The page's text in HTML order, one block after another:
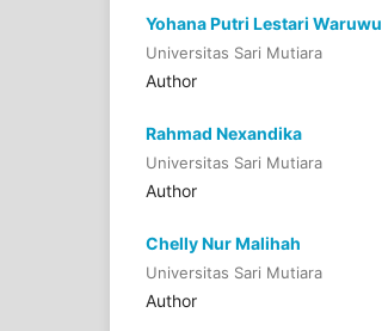
Yohana Putri Lestari Waruwu
Universitas Sari Mutiara
Author
Rahmad Nexandika
Universitas Sari Mutiara
Author
Chelly Nur Malihah
Universitas Sari Mutiara
Author